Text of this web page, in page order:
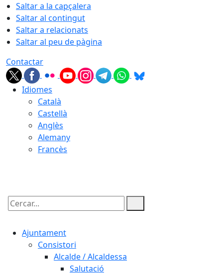
Saltar a la capçalera
Saltar al contingut
Saltar a relacionats
Saltar al peu de pàgina
Contactar
Idiomes
Català
Castellà
Anglès
Alemany
Francès
Cercar:
Ajuntament
Consistori
Alcalde / Alcaldessa
Salutació